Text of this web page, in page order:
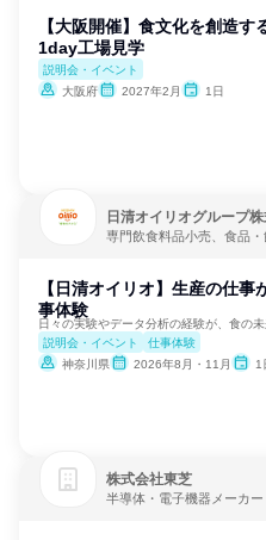
【大阪開催】食文化を創造
1day工場見学
説明会・イベント
大阪府
2027年2月 1日
日清オイリオグループ
専門飲食料品小売、食品
【日清オイリオ】生産の仕
事体験
説明会・イベント
仕事体験
神奈川県
2026年8月・11月 1
株式会社東芝
半導体・電子機器メーカー